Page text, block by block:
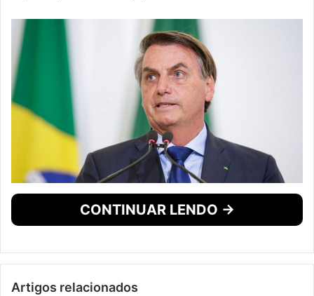
CONTINUAR LENDO →
Artigos relacionados